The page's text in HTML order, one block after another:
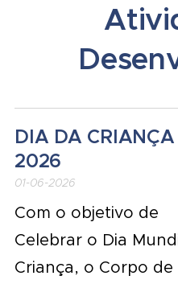
DIA DA CRIANÇA
2026
01-06-2026
Com o objetivo de
Celebrar o Dia
Criança, o Corpo de